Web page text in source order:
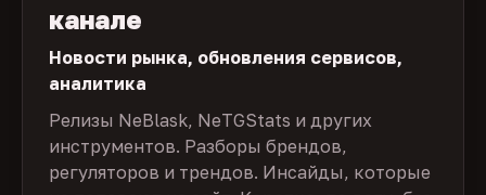
канале
Новости рынка, обновления сервисов,
аналитика
Релизы NeBlask, NeTGStats и других
инструментов. Разборы брендов,
регуляторов и трендов. Инсайды, которые